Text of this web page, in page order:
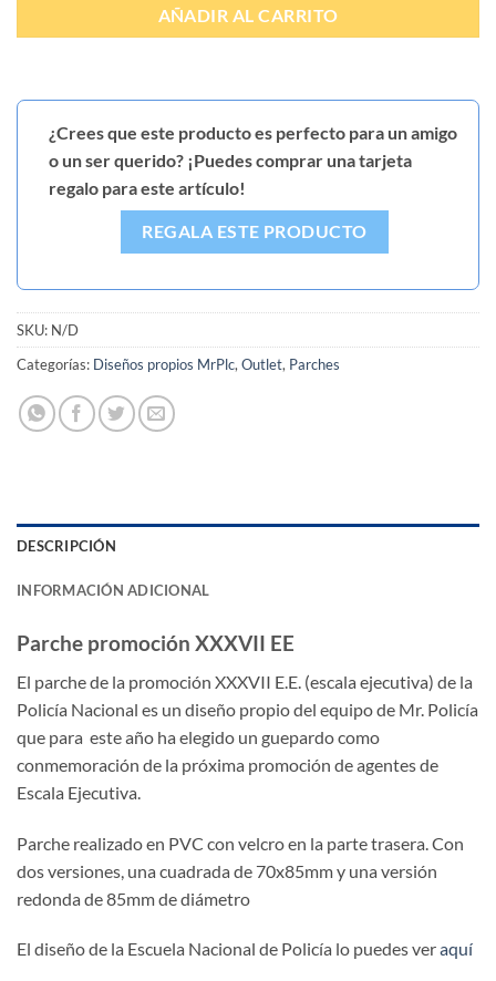
AÑADIR AL CARRITO
¿Crees que este producto es perfecto para un amigo
o un ser querido? ¡Puedes comprar una tarjeta
regalo para este artículo!
REGALA ESTE PRODUCTO
SKU: N/D
Categorías: Diseños propios MrPlc,Outlet, Parches
DESCRIPCIÓN
INFORMACIÓN ADICIONAL
Parche promoción XXXVII EE
El parche de la promoción XXXVII E.E. (escala ejecutiva) de la
Policía Nacional es un diseño propio del equipo de Mr. Policía
que para este año ha elegido un guepardo como
conmemoración de la próxima promoción de agentes de
Escala Ejecutiva.
Parche realizado en PVC con velcro en la parte trasera. Con
dos versiones, una cuadrada de 70x85mm y una versión
redonda de 85mm de diámetro
El diseño de la Escuela Nacional de Policía lo puedes veraquí